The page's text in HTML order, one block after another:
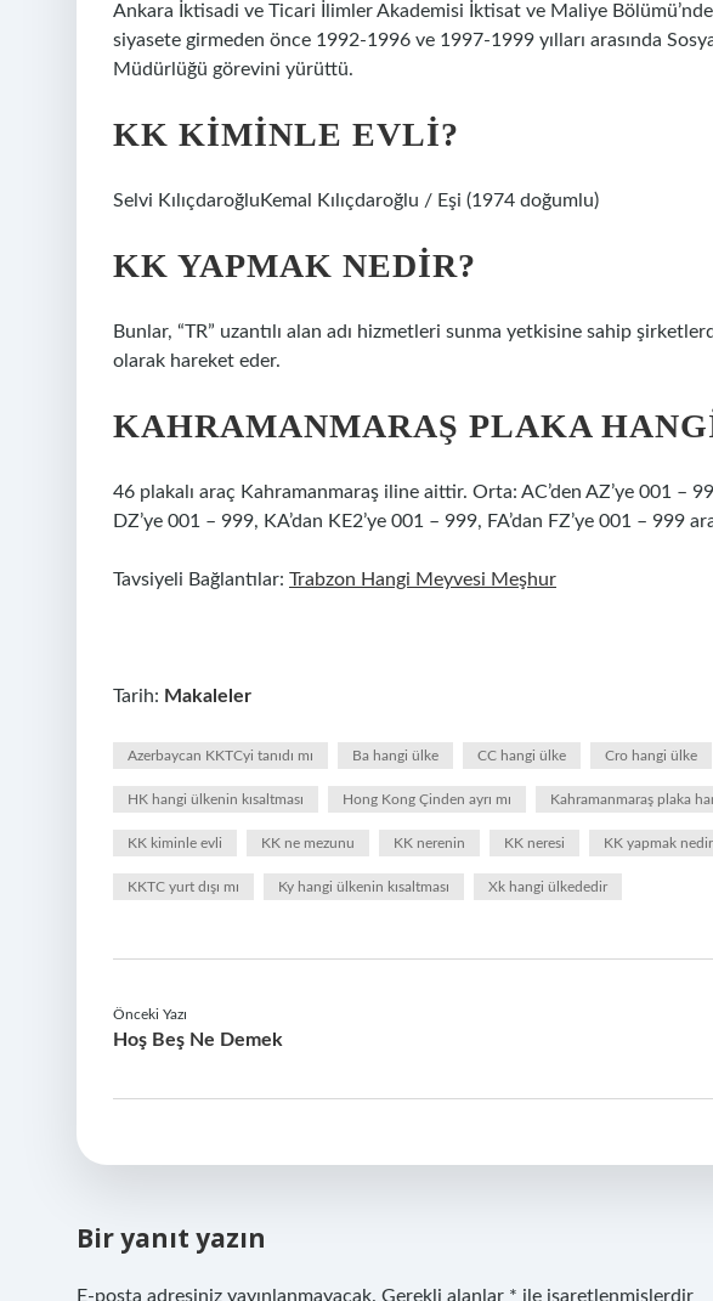
Ankara İktisadi ve Ticari İlimler Akademisi İktisat ve Maliye
siyasete girmeden önce 1992-1996 ve 1997-1999 yılları arasında
Müdürlüğü görevini yürüttü.
KK KIMINLE EVLI?
Selvi KılıçdaroğluKemal Kılıçdaroğlu / Eşi (1974 doğumlu)
KK YAPMAK NEDIR?
Bunlar, “TR” uzantılı alan adı hizmetleri sunma yetkisine sahip
olarak hareket eder.
KAHRAMANMARAŞ PLAKA
46 plakalı araç Kahramanmaraş iline aittir. Orta: AC’den AZ’ye 001 –
DZ’ye 001 – 999, KA’dan KE2’ye 001 – 999, FA’dan FZ’ye 001 – 999
Tavsiyeli Bağlantılar: Trabzon Hangi Meyvesi Meşhur
Tarih: Makaleler
Azerbaycan KKTCyi tanıdı mı Ba hangi ülke CC hangi ülke Cro hangi ülke
HK hangi ülkenin kısaltması Hong Kong Çinden ayrı mı Kahramanmaraş plaka
KK kiminle evli KK ne mezunu KK nerenin KK neresi KK yapmak nedir
KKTC yurt dışı mı Ky hangi ülkenin kısaltması Xk hangi ülkededir
Önceki Yazı
Hoş Beş Ne Demek
Bir yanıt yazın
E-posta adresiniz yayınlanmayacak. Gerekli alanlar * ile işaretlenmişlerdir